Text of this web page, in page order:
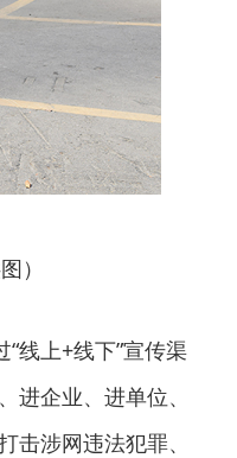
）
线上+线下”宣传渠
进企业、进单位、
击涉网违法犯罪、